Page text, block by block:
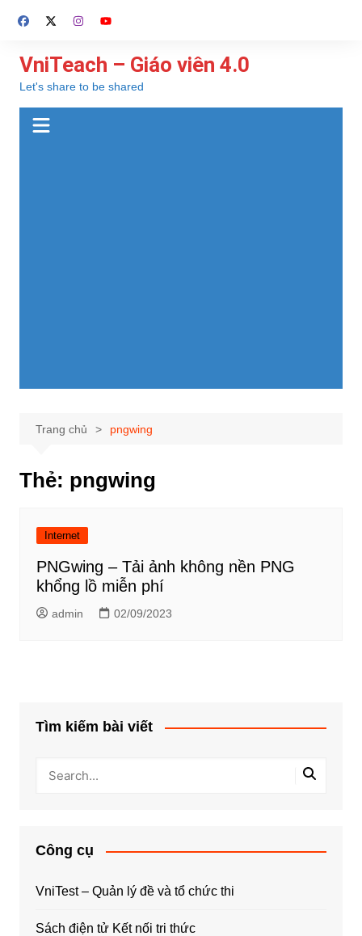
đến
dung
VniTeach – Giáo viên 4.0
Let's share to be shared
Trang chủ pngwing
Thẻ: pngwing
Internet
PNGwing – Tải ảnh không nền PNG
khổng lồ miễn phí
admin 02/09/2023
Tìm kiếm bài viết
Công cụ
VniTest – Quản lý đề và tổ chức thi
Sách điện tử Kết nối tri thức